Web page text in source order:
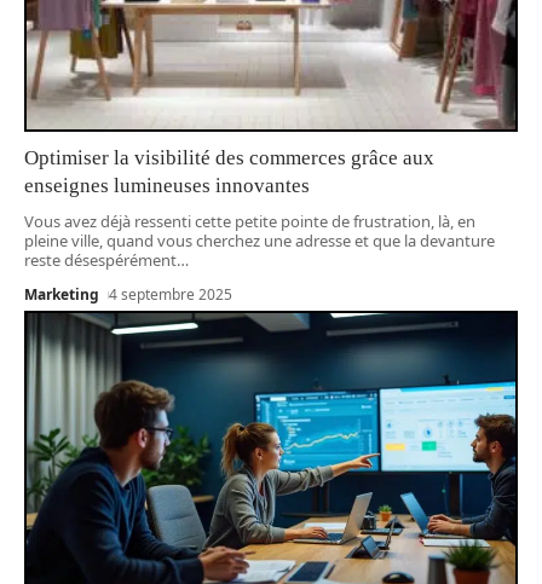
Optimiser la visibilité des commerces grâce aux
enseignes lumineuses innovantes
Vous avez déjà ressenti cette petite pointe de frustration, là, en
pleine ville, quand vous cherchez une adresse et que la devanture
reste désespérément…
Marketing 4 septembre 2025